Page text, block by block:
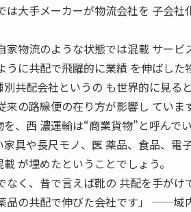
は大手メーカーが物流会社を 子会
家物流のような状態では混載 サー
うに共配で飛躍的に業績 を伸ばした
共配会社というの も世界的に見ると
来の路線便の在り方が影響し ています
、西 濃運輸は“商業貨物”と呼んで
具や長尺モノ、医 薬品、食品、電
が埋めたということでしょう。
なく、昔で言えば靴の 共配を手が
品の共配で伸びた会社です」 ──域